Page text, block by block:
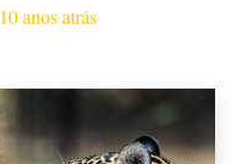
10 anos atrás